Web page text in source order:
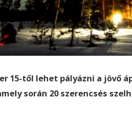
15-től lehet pályázni a jövő
során 20 szerencsés